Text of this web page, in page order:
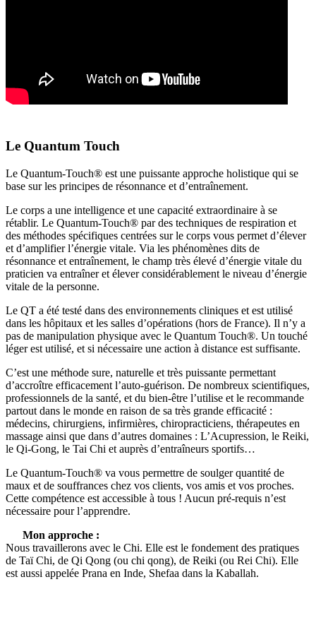
Le Quantum Touch
Le Quantum-Touch® est une puissante approche holistique qui se
base sur les principes de résonnance et d’entraînement.
Le corps a une intelligence et une capacité extraordinaire à se
rétablir. Le Quantum-Touch® par des techniques de respiration et
des méthodes spécifiques centrées sur le corps vous permet d’élever
et d’amplifier l’énergie vitale. Via les phénomènes dits de
résonnance et entraînement, le champ très élevé d’énergie vitale du
praticien va entraîner et élever considérablement le niveau d’énergie
vitale de la personne.
Le QT a été testé dans des environnements cliniques et est utilisé
dans les hôpitaux et les salles d’opérations (hors de France). Il n’y a
pas de manipulation physique avec le Quantum Touch®. Un touché
léger est utilisé, et si nécessaire une action à distance est suffisante.
C’est une méthode sure, naturelle et très puissante permettant
d’accroître efficacement l’auto-guérison. De nombreux scientifiques,
professionnels de la santé, et du bien-être l’utilise et le recommande
partout dans le monde en raison de sa très grande efficacité :
médecins, chirurgiens, infirmières, chiropracticiens, thérapeutes en
massage ainsi que dans d’autres domaines : L’Acupression, le Reiki,
le Qi-Gong, le Tai Chi et auprès d’entraîneurs sportifs…
Le Quantum-Touch® va vous permettre de soulger quantité de
maux et de souffrances chez vos clients, vos amis et vos proches.
Cette compétence est accessible à tous ! Aucun pré-requis n’est
nécessaire pour l’apprendre.
Mon approche :
Nous travaillerons avec le Chi. Elle est le fondement des pratiques
de Taï Chi, de Qi Qong (ou chi qong), de Reiki (ou Rei Chi). Elle
est aussi appelée Prana en Inde, Shefaa dans la Kaballah.